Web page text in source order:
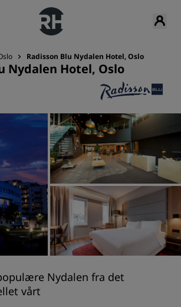
Radisson Blu Nydalen Hotel, Oslo
Nydalen Hotel, Oslo
Nydalen fra det
vårt